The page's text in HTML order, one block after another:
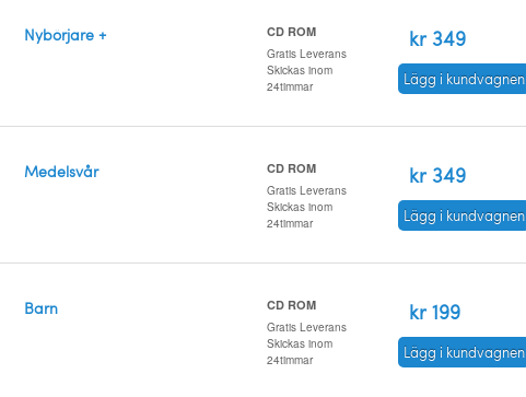
Nybörjare + CD ROM
Gratis Leverans
Skickas inom
24timmar
kr 349
Lägg i kundvagnen
Medelsvår CD ROM
Gratis Leverans
Skickas inom
24timmar
kr 349
Lägg i kundvagnen
Barn CD ROM
Gratis Leverans
Skickas inom
24timmar
kr 199
Lägg i kundvagnen